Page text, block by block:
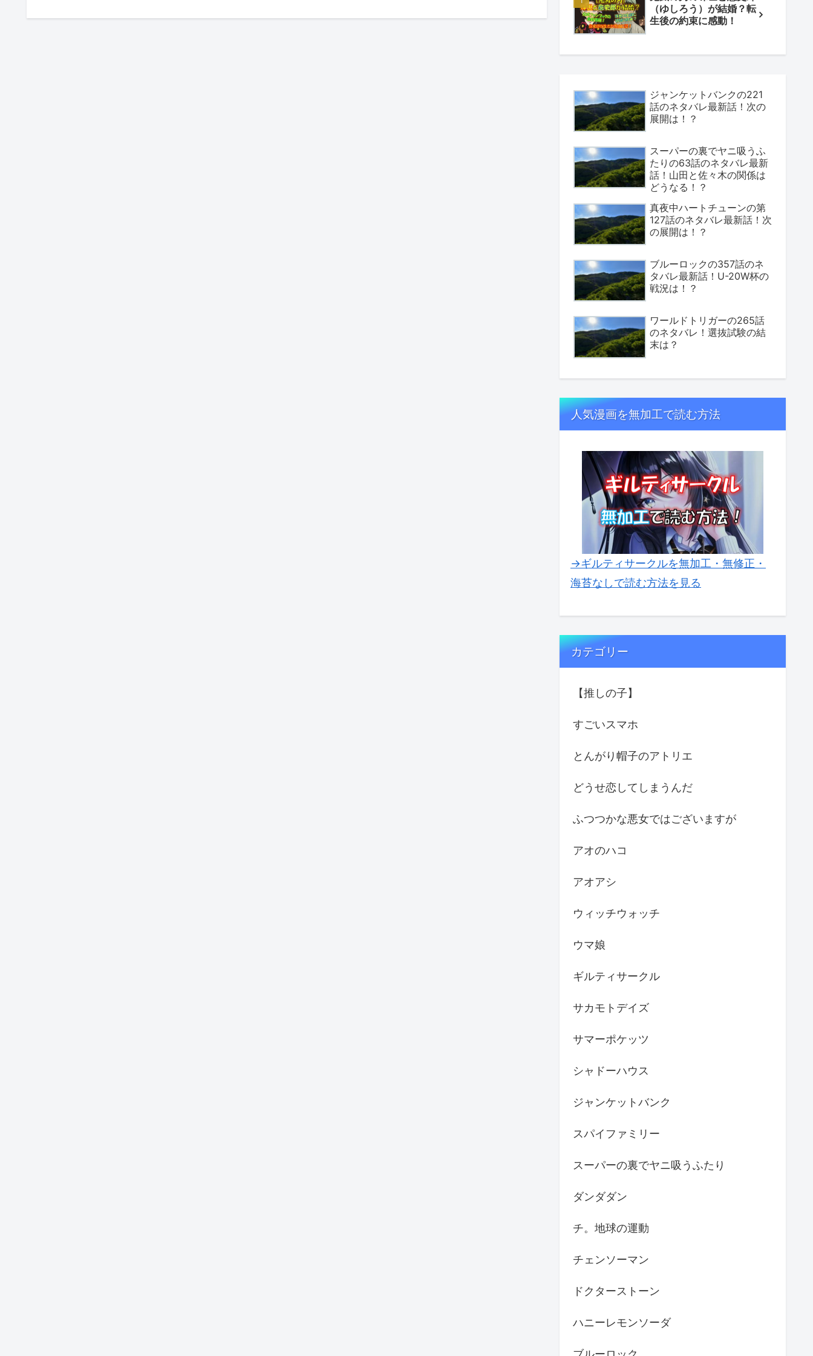
（ゆしろう）が結婚？転
生後の約束に感動！
ジャンケットバンクの221
話のネタバレ最新話！次の
展開は！？
スーパーの裏でヤニ吸うふ
たりの63話のネタバレ最新
話！山田と佐々木の関係は
どうなる！？
真夜中ハートチューンの第
127話のネタバレ最新話！次
の展開は！？
ブルーロックの357話のネ
タバレ最新話！U-20W杯の
戦況は！？
ワールドトリガーの265話
のネタバレ！選抜試験の結
末は？
人気漫画を無加工で読む方法
→ギルティサークルを無加工・無修正・
海苔なしで読む方法を見る
カテゴリー
【推しの子】
すごいスマホ
とんがり帽子のアトリエ
どうせ恋してしまうんだ
ふつつかな悪女ではございますが
アオのハコ
アオアシ
ウィッチウォッチ
ウマ娘
ギルティサークル
サカモトデイズ
サマーポケッツ
シャドーハウス
ジャンケットバンク
スパイファミリー
スーパーの裏でヤニ吸うふたり
ダンダダン
チ。地球の運動
チェンソーマン
ドクターストーン
ハニーレモンソーダ